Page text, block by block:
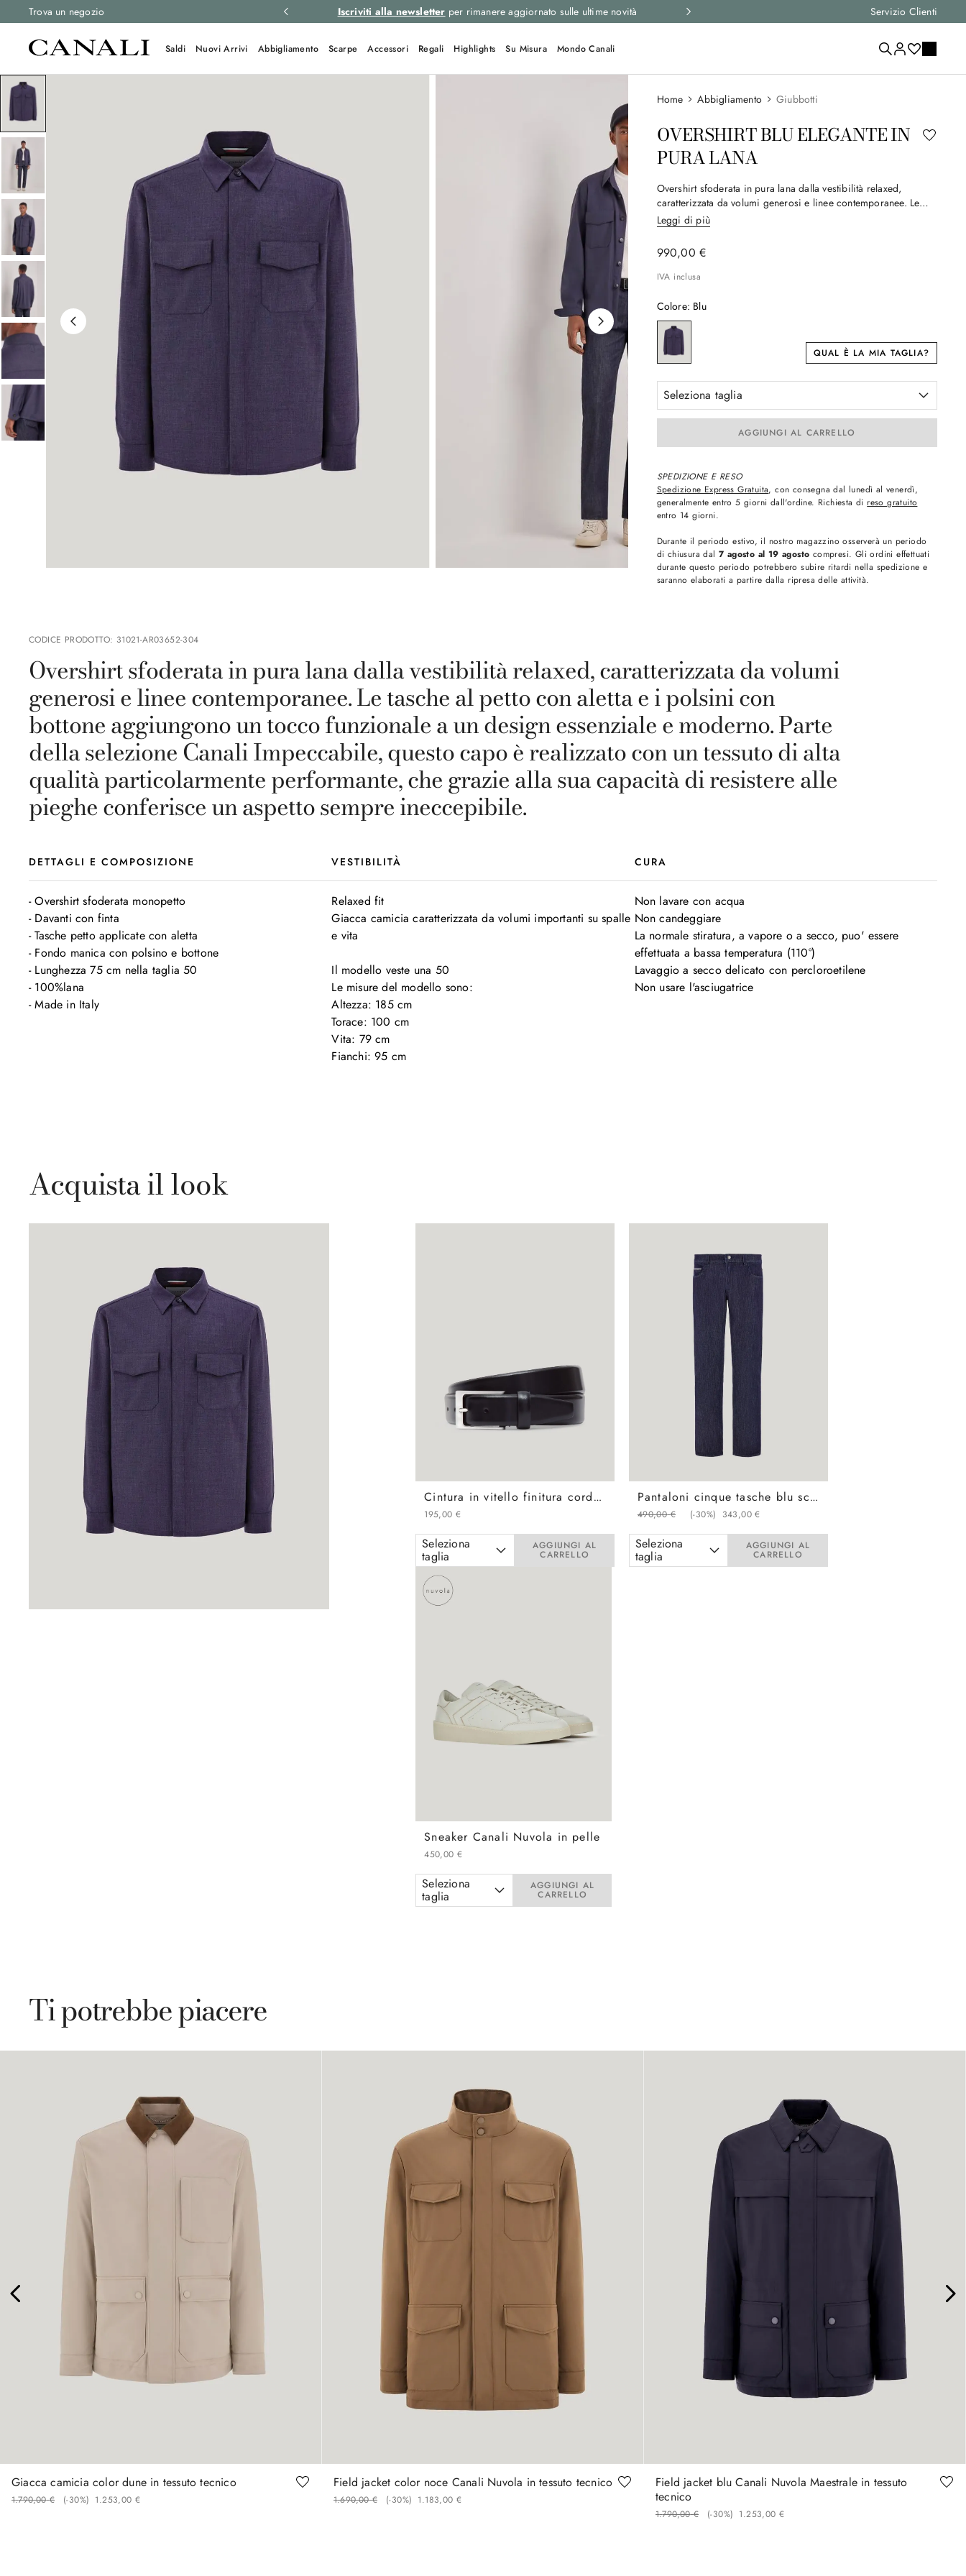
Trova un negozio
e resi gratuiti su tutti gli ordini. Iscriviti alla newsletter per rimanere aggiornato sulle ultime novità Spedizione express e resi gratuiti su tutti gli
Servizio Clienti
Saldi Nuovi Arrivi Abbigliamento Scarpe Accessori Regali Highlights Su Misura Mondo Canali
Abbigliamento Giubbotti
OVERSHIRT BLU ELEGANTE IN
PURA LANA
Overshirt sfoderata in pura lana dalla vestibilità relaxed,
caratterizzata da volumi generosi e linee contemporanee. Le
tasche al petto con aletta e i polsini con bottone aggiungono un
tocco funzionale a un design essenziale e moderno. Parte della
selezione Canali Impeccabile, questo capo è realizzato con un
tessuto di alta qualità particolarmente performante, che grazie
alla sua capacità di resistere alle pieghe conferisce un aspetto
Leggi di più
990,00 €
IVA inclusa
Colore: Blu
QUAL È LA MIA TAGLIA?
Seleziona taglia
AGGIUNGI AL CARRELLO
SPEDIZIONE E RESO
Spedizione Express Gratuita, con consegna dal lunedì al venerdì,
generalmente entro 5 giorni dall'ordine. Richiesta di reso gratuito
entro 14 giorni.
Durante il periodo estivo, il nostro magazzino osserverà un periodo
di chiusura dal 7 agosto al 19 agosto compresi. Gli ordini effettuati
durante questo periodo potrebbero subire ritardi nella spedizione e
saranno elaborati a partire dalla ripresa delle attività.
CODICE PRODOTTO: 31021-AR03652-304
Overshirt sfoderata in pura lana dalla vestibilità relaxed, caratterizzata da volumi
generosi e linee contemporanee. Le tasche al petto con aletta e i polsini con
bottone aggiungono un tocco funzionale a un design essenziale e moderno. Parte
della selezione Canali Impeccabile, questo capo è realizzato con un tessuto di alta
qualità particolarmente performante, che grazie alla sua capacità di resistere alle
pieghe conferisce un aspetto sempre ineccepibile.
VESTIBILITÀ
Relaxed fit
Giacca camicia caratterizzata da volumi importanti su spalle
e vita
Il modello veste una 50
Le misure del modello sono:
Altezza: 185 cm
Torace: 100 cm
Vita: 79 cm
Fianchi: 95 cm
CURA
Non lavare con acqua
Non candeggiare
La normale stiratura, a vapore o a secco, puo' essere
effettuata a bassa temperatura (110°)
Lavaggio a secco delicato con percloroetilene
Non usare l'asciugatrice
DETTAGLI E COMPOSIZIONE
- Overshirt sfoderata monopetto
- Davanti con finta
- Tasche petto applicate con aletta
- Fondo manica con polsino e bottone
- Lunghezza 75 cm nella taglia 50
- 100%lana
- Made in Italy
Acquista il look
Pantaloni cinque tasche blu scuro regular fit in denim soft touch
490,00 € (-30%) 343,00 €
Seleziona
taglia
AGGIUNGI AL
CARRELLO
Sneaker Canali Nuvola in pelle
450,00 €
Seleziona
taglia
AGGIUNGI AL
CARRELLO
Cintura in vitello finitura cordovan
195,00 €
Seleziona
taglia
AGGIUNGI AL
CARRELLO
Ti potrebbe piacere
Giacca camicia color dune in tessuto tecnico
1.790,00 € (-30%) 1.253,00 €
Field jacket color noce Canali Nuvola in tessuto tecnico
1.690,00 € (-30%) 1.183,00 €
Field jacket blu Canali Nuvola Maestrale in tessuto
tecnico
1.790,00 € (-30%) 1.253,00 €